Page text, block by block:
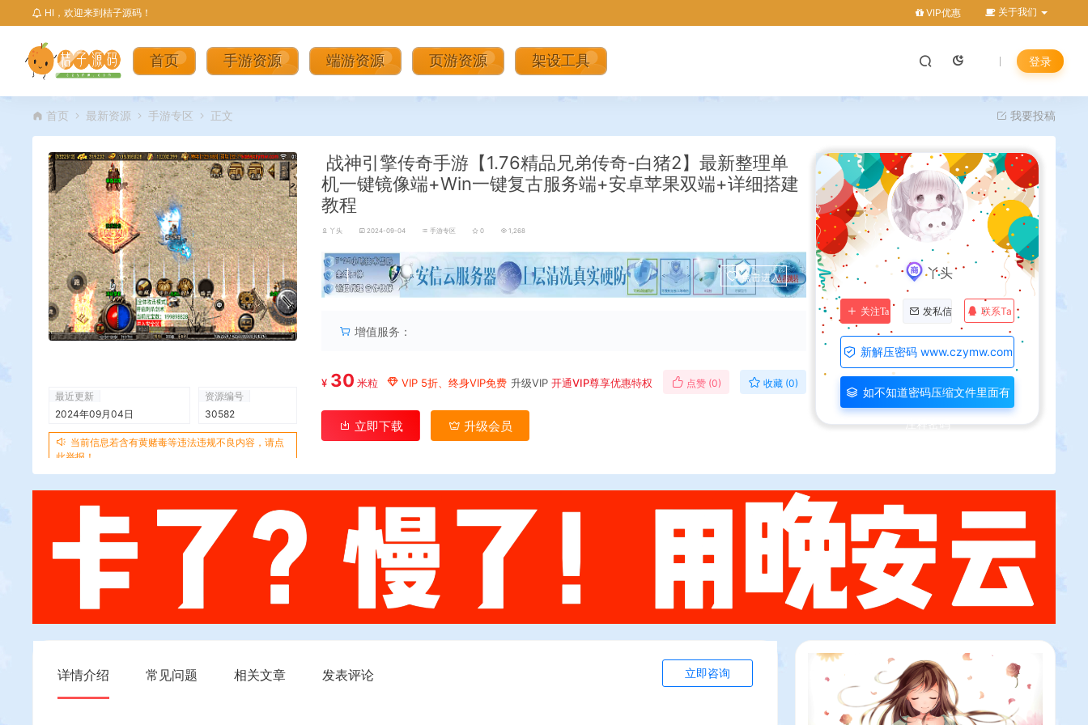
HI，欢迎来到桔子源码！ VIP优惠 关于我们
首页 手游资源 端游资源 页游资源 架设工具 登录
首页 最新资源 手游专区 正文 我要投稿
最近更新
2024年09月04日
资源编号
30582
当前信息若含有黄赌毒等违法违规不良内容，请点
此举报！
战神引擎传奇手游【1.76精品兄弟传奇-白猪2】最新整理单
机一键镜像端+Win一键复古服务端+安卓苹果双端+详细搭建
教程
丫头 2024-09-04 手游专区 0 1,268
丨 点击进入
增值服务：
¥ 30 米粒 VIP 5折、终身VIP免费 升级VIP 开通VIP尊享优惠特权 点赞 (0) 收藏 (0)
立即下载 升级会员
丫头
关注Ta 发私信 联系Ta
新解压密码 www.czymw.com
如不知道密码压缩文件里面有
详情介绍 常见问题 相关文章 发表评论 立即咨询